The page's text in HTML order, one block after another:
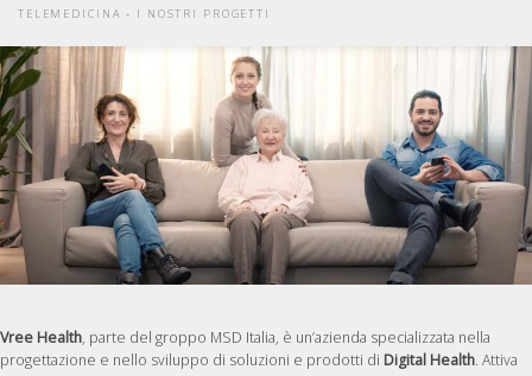
TELEMEDICINA - I NOSTRI PROGETTI
Vree Health, parte del groppo MSD Italia, è un’azienda specializzata nella
progettazione e nello sviluppo di soluzioni e prodotti di Digital Health. Attiva